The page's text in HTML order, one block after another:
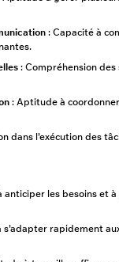
: Capacité à
: Compréhension
: Aptitude à
dans l’exécution des
anticiper les besoins et
s’adapter rapidement